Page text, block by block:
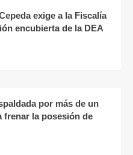
exige a la Fiscalía
encubierta de la DEA
por más de un
frenar la posesión de